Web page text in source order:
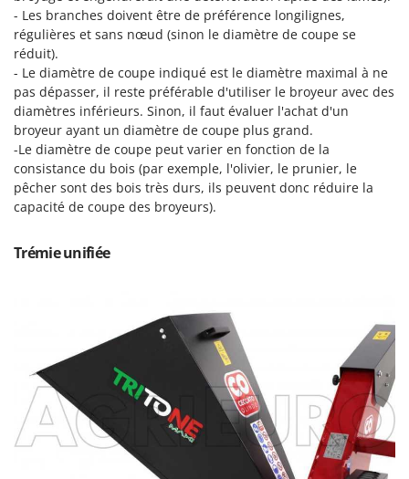
P
Peignes vibreurs et Secoueurs à olives
Pelles rétros pour tracteur
Perches Élagueuses
Pétrins à Spirale
Piscines
Planteuses de pommes de terre pour tracteur
Plateaux de coupe pour tracteur
Plumeuses
Postes à souder
Poussoirs à saucisse
Presses à pellets
Pressoirs à fruits
Pressoirs à Raisin
Flymo
Fontana Forni
Forest Master
Francini
G
G3 Ferrari
Gardena
Garofalo
GeoTech Pro
Girmi
GRAEF
Gre
GreenBay
- Les branches doivent être de préférence longilignes,
régulières et sans nœud (sinon le diamètre de coupe se
réduit).
- Le diamètre de coupe indiqué est le diamètre maximal à ne
pas dépasser, il reste préférable d'utiliser le broyeur avec des
diamètres inférieurs. Sinon, il faut évaluer l'achat d'un
broyeur ayant un diamètre de coupe plus grand.
-Le diamètre de coupe peut varier en fonction de la
consistance du bois (par exemple, l'olivier, le prunier, le
pêcher sont des bois très durs, ils peuvent donc réduire la
capacité de coupe des broyeurs).
Trémie unifiée